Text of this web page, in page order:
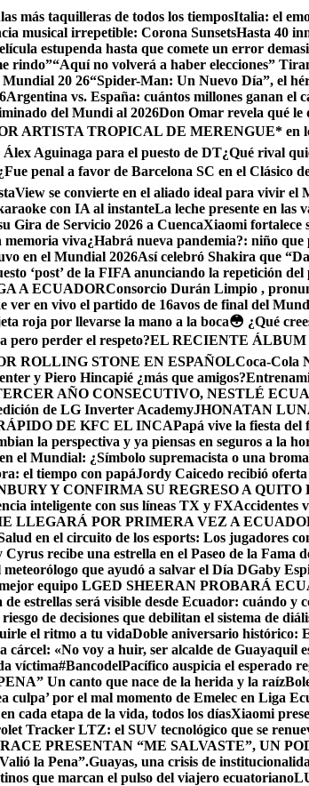
más taquilleras de todos los tiemposItalia: el
musical irrepetible: Corona SunsetsHasta 40
estupenda hasta que comete un error
rindo”“Aquí no volverá a haber elecciones”
Mundial 20 26“Spider-Man: Un Nuevo Día”, el
Argentina vs. España: cuántos millones ganan el
del Mundi al 2026Don Omar revela qué le
ARTISTA TROPICAL DE MERENGUE* en
Aguinaga para el puesto de DT¿Qué rival
penal a favor de Barcelona SC en el Clásico
se convierte en el aliado ideal para vivir el
con IA al instanteLa leche presente en las
Gira de Servicio 2026 a CuencaXiaomi fortalece
memoria viva¿Habrá nueva pandemia?: niño que
en el Mundial 2026Así celebró Shakira que
‘post’ de la FIFA anunciando la repetición
A ECUADORConsorcio Durán Limpio ,
ver en vivo el partido de 16avos de final del
roja por llevarse la mano a la boca😳 ¿Qué
pero perder el respeto?EL RECIENTE ÁLBUM
ROLLING STONE EN ESPAÑOLCoca-Cola
y Piero Hincapié ¿más que amigos?
AÑO CONSECUTIVO, NESTLÉ
de LG Inverter AcademyJHONATAN
DE KFC EL INCAPapá vive la fiesta
la perspectiva y ya piensas en seguros a la
el Mundial: ¿Símbolo supremacista o una
el tiempo con papáJordy Caicedo recibió
Y CONFIRMA SU REGRESO A QUITO
inteligente con sus líneas TX y FXAccidentes
LLEGARÁ POR PRIMERA VEZ A
en el circuito de los esports: Los jugadores
Cyrus recibe una estrella en el Paseo de la Fama
que ayudó a salvar el Día DGaby
equipo LGED SHEERAN PROBARÁ
estrellas será visible desde Ecuador: cuándo y
de decisiones que debilitan el sistema de
el ritmo a tu vidaDoble aniversario histórico:
cárcel: «No voy a huir, ser alcalde de Guayaquil
víctima#BancodelPacífico auspicia el esperado
Un canto que nace de la herida y la raíz
culpa’ por el mal momento de Emelec en Liga
cada etapa de la vida, todos los díasXiaomi
Tracker LTZ: el SUV tecnológico que se
PRESENTAN “ME SALVASTE”, UN
la Pena”.Guayas, una crisis de
que marcan el pulso del viajero ecuatoriano